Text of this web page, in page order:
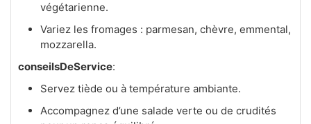
végétarienne.
Variez les fromages : parmesan, chèvre, emmental,
mozzarella.
conseilsDeService:
Servez tiède ou à température ambiante.
Accompagnez d’une salade verte ou de crudités